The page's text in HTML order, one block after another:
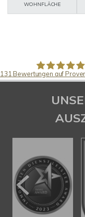
WOHNFLÄCHE
Pfund
131 Bewertungen auf